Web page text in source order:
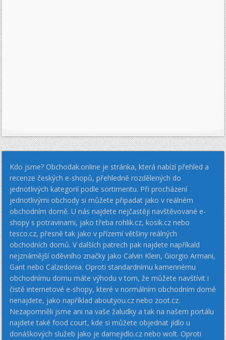
Kdo jsme? Obchodak.online je stránka, která nabízí přehled a
recenze českých e-shopů, přehledně rozdělených do
jednotlivých kategorií podle sortimentu. Při procházení
jednotlivými obchody si můžete připadat jako v reálném
obchodním domě. U nás najdete nejčastěji navštěvované e-
shopy s potravinami, jako třeba rohlik.cz, kosik.cz nebo
tesco.cz, přesně tak jako v přízemí většiny reálných
obchodních domů. V dalších patrech pak najdete napříkald
nejznámější oděvního značky jako Calvin Klein, Giorgio Armani,
Gant nebo Calzedonia. Oproti standardnímu kamennému
obchodnímu domu máte výhodu v tom, že můžete navštívit i
čistě internetové e-shopy, které v normálním obchodním domě
nenajdete, jako například aboutyou.cz nebo zoot.cz.
Nezapomněli jsme ani na vaše žaludky a tak na našem portálu
najdete také food court, kde si můžete objednat jídlo u
donáškových služeb jako je damejidlo.cz nebo wolt. Oproti